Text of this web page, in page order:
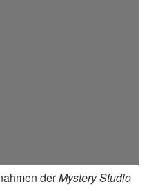
derMystery Studio